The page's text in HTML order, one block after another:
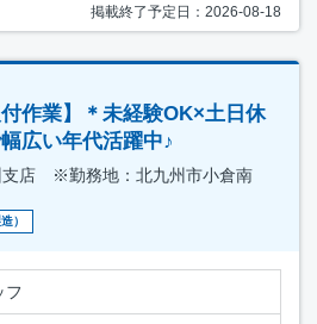
掲載終了予定日：2026-08-18
付作業】＊未経験OK×土日休
広い年代活躍中♪
店 ※勤務地：北九州市小倉南
）
フ